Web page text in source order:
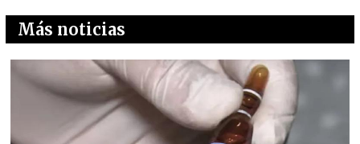
Más noticias